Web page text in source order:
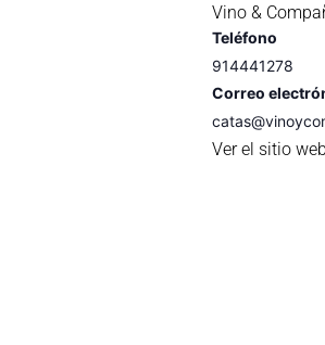
Vino &
Teléfono
914441278
Correo
Ver el sitio